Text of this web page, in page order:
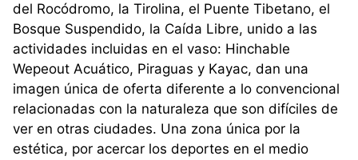
del Rocódromo, la Tirolina, el Puente Tibetano, el
Bosque Suspendido, la Caída Libre, unido a las
actividades incluidas en el vaso: Hinchable
Wepeout Acuático, Piraguas y Kayac, dan una
imagen única de oferta diferente a lo convencional
relacionadas con la naturaleza que son difíciles de
ver en otras ciudades. Una zona única por la
estética, por acercar los deportes en el medio